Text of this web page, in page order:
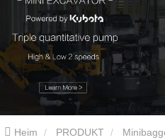
Heim PRODUKT